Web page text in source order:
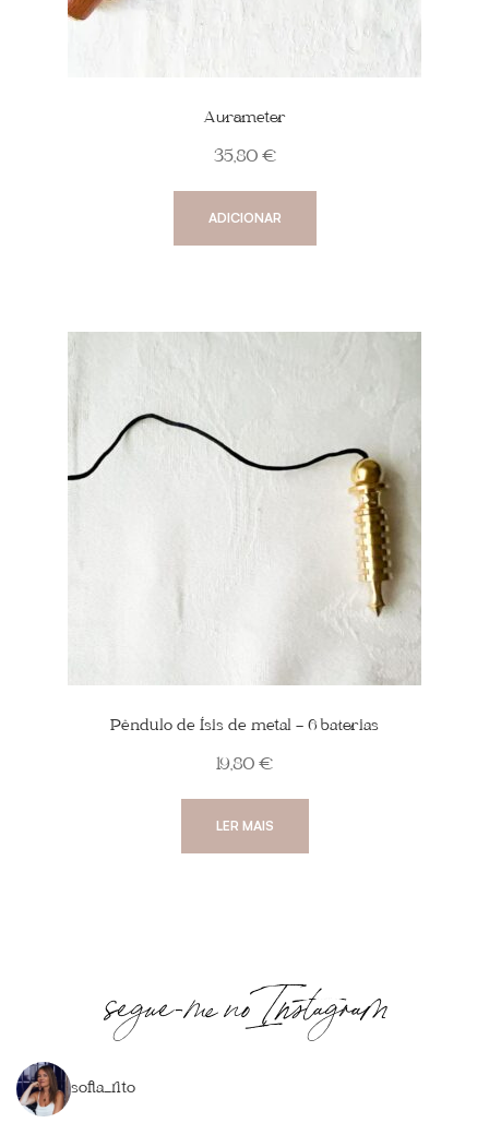
Aurameter
35,80 €
ADICIONAR
Pêndulo de Ísis de metal – 6 baterias
19,80 €
LER MAIS
segue-me no Instagram
sofia_rito